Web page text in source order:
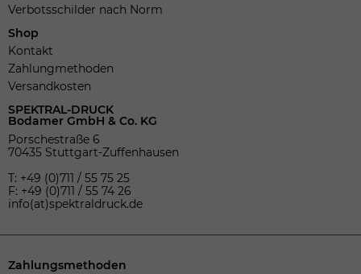
Verbotsschilder nach Norm
Shop
Kontakt
Zahlungmethoden
Versandkosten
SPEKTRAL-DRUCK
Bodamer GmbH & Co. KG
Porschestraße 6
70435 Stuttgart-Zuffenhausen
T: +49 (0)711 / 55 75 25
F: +49 (0)711 / 55 74 26
info(at)spektraldruck.de
Zahlungsmethoden